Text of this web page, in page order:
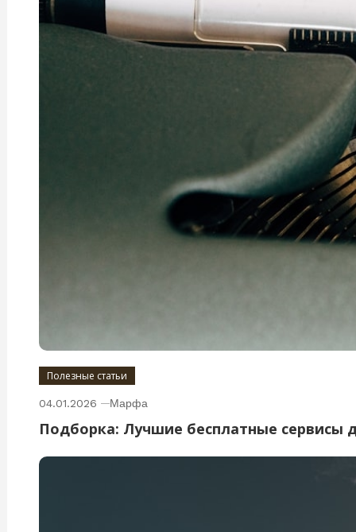
Полезные статьи
04.01.2026 Марфа
Подборка: Лучшие бесплатные сервисы